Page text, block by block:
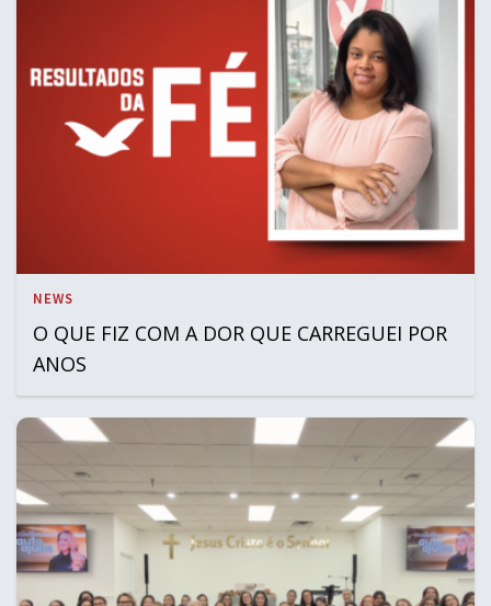
NEWS
O QUE FIZ COM A DOR QUE CARREGUEI POR
ANOS